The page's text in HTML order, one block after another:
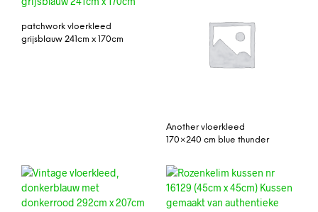
patchwork vloerkleed
grijsblauw 241cm x 170cm
Another vloerkleed
170×240 cm blue thunder